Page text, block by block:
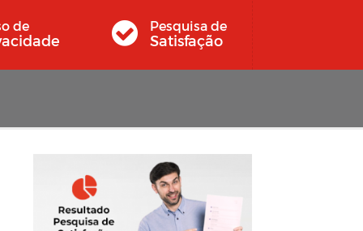
de Pesquisa de
Satisfação